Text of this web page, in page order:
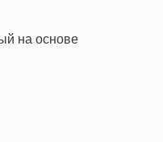
на основе